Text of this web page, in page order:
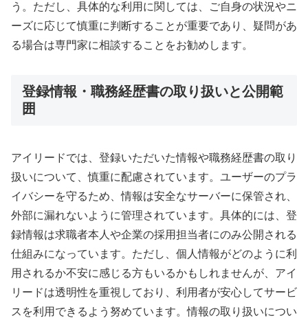
う。ただし、具体的な利用に関しては、ご自身の状況やニ
ーズに応じて慎重に判断することが重要であり、疑問があ
る場合は専門家に相談することをお勧めします。
登録情報・職務経歴書の取り扱いと公開範
囲
アイリードでは、登録いただいた情報や職務経歴書の取り
扱いについて、慎重に配慮されています。ユーザーのプラ
イバシーを守るため、情報は安全なサーバーに保管され、
外部に漏れないように管理されています。具体的には、登
録情報は求職者本人や企業の採用担当者にのみ公開される
仕組みになっています。ただし、個人情報がどのように利
用されるか不安に感じる方もいるかもしれませんが、アイ
リードは透明性を重視しており、利用者が安心してサービ
スを利用できるよう努めています。情報の取り扱いについ